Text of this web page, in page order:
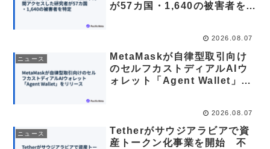
が57カ国・1,640の被害者を特
2026.08.07
ニュース
MetaMaskが自律型取引向け
のセルフカストディアルAIウ
ォレット「Agent Wallet」を
2026.08.07
ニュース
Tetherがサウジアラビアで資
産トークン化事業を開始 不